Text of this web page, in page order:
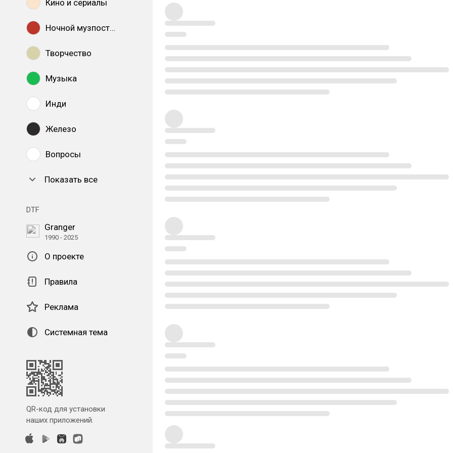
Кино и сериалы
Ночной музпостинг
Творчество
Музыка
Инди
Железо
Вопросы
Показать все
DTF
Granger
1990 - 2025
О проекте
Правила
Реклама
Системная тема
QR-код для установки
наших приложений.